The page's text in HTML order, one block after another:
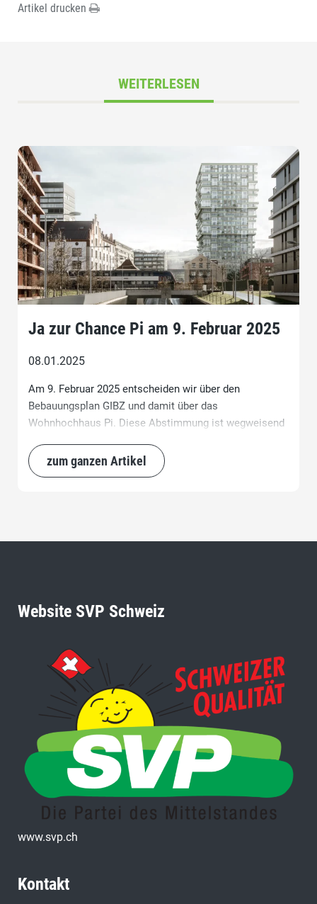
Artikel drucken
WEITERLESEN
Ja zur Chance Pi am 9. Februar 2025
08.01.2025
Am 9. Februar 2025 entscheiden wir über den
Bebauungsplan GIBZ und damit über das
Wohnhochhaus Pi. Diese Abstimmung ist wegweisend
für die Schaffung von dringend benötigtem Wohnraum.
zum ganzen Artikel
Website SVP Schweiz
www.svp.ch
Kontakt